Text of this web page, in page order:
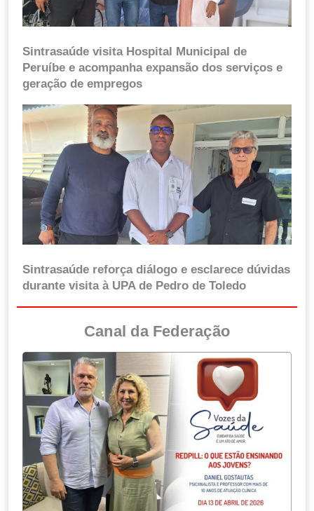
Sintrasaúde visita Hospital Municipal de
Peruíbe e acompanha expansão dos serviços e
geração de empregos
Sintrasaúde reforça diálogo e esclarece dúvidas
durante visita à UPA de Pedro de Toledo
Canal da Federação